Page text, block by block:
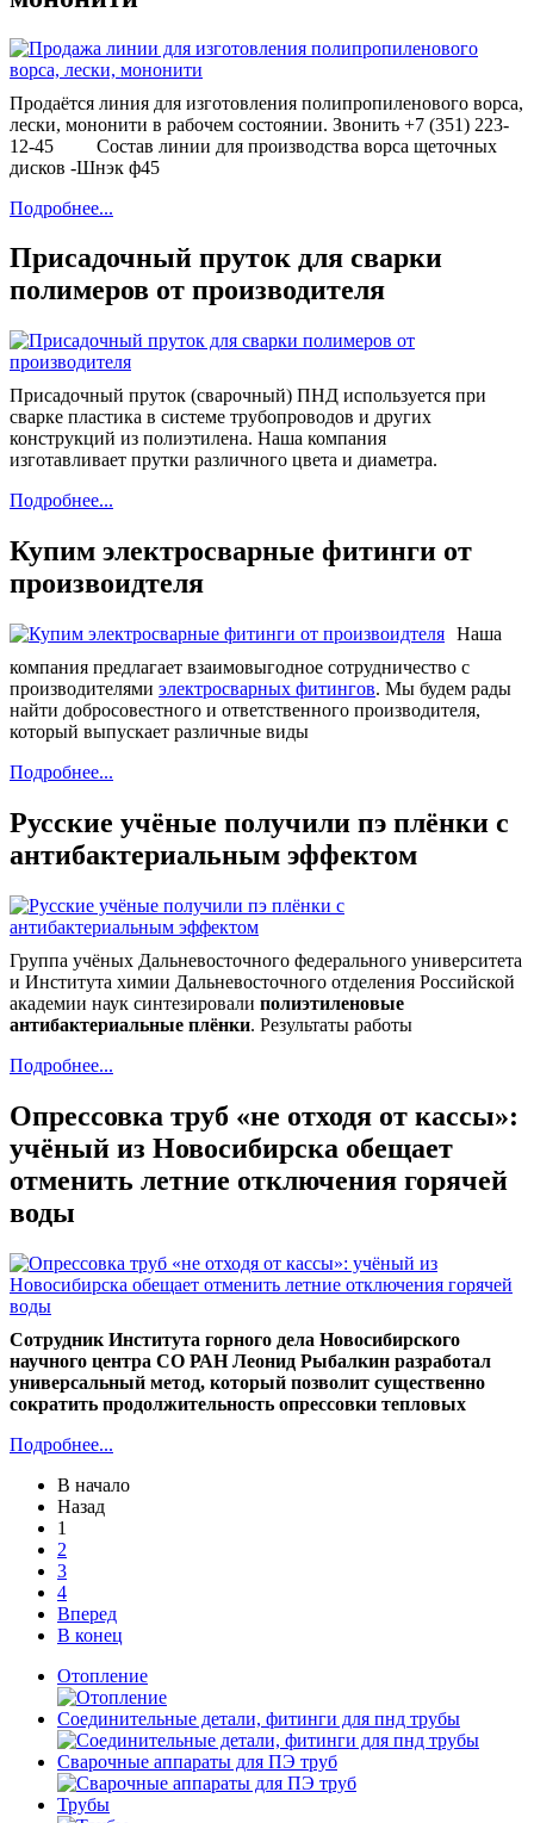
Продаётся линия для изготовления полипропиленового ворса,
лески, мононити в рабочем состоянии. Звонить +7 (351) 223-
12-45 Состав линии для производства ворса щеточных
дисков -Шнэк ф45
Подробнее...
Присадочный пруток для сварки
полимеров от производителя
Присадочный пруток (сварочный) ПНД используется при
сварке пластика в системе трубопроводов и других
конструкций из полиэтилена. Наша компания
изготавливает прутки различного цвета и диаметра.
Подробнее...
Купим электросварные фитинги от
произвоидтеля
Наша
компания предлагает взаимовыгодное сотрудничество с
производителями электросварных фитингов. Мы будем рады
найти добросовестного и ответственного производителя,
который выпускает различные виды
Подробнее...
Русские учёные получили пэ плёнки с
антибактериальным эффектом
Группа учёных Дальневосточного федерального университета
и Института химии Дальневосточного отделения Российской
академии наук синтезировали полиэтиленовые
антибактериальные плёнки. Результаты работы
Подробнее...
Опрессовка труб «не отходя от кассы»:
учёный из Новосибирска обещает
отменить летние отключения горячей
воды
Сотрудник Института горного дела Новосибирского
научного центра СО РАН Леонид Рыбалкин разработал
универсальный метод, который позволит существенно
сократить продолжительность опрессовки тепловых
Подробнее...
В начало
Назад
1
2
3
4
Вперед
В конец
Отопление
Соединительные детали, фитинги для пнд трубы
Сварочные аппараты для ПЭ труб
Трубы